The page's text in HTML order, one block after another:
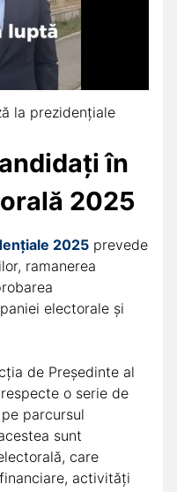
la prezidențiale
în
2025
2025 prevede
ramanerea
electorale și
de Președinte al
o serie de
parcursul
sunt
care
activități